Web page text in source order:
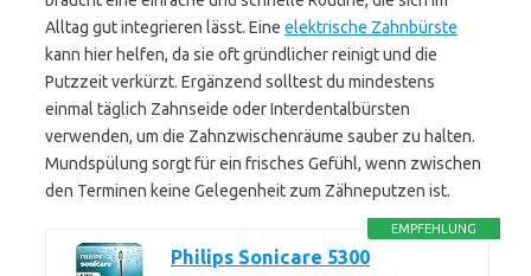
Alltag gut integrieren lässt. Eine elektrische Zahnbürste
kann hier helfen, da sie oft gründlicher reinigt und die
Putzzeit verkürzt. Ergänzend solltest du mindestens
einmal täglich Zahnseide oder Interdentalbürsten
verwenden, um die Zahnzwischenräume sauber zu halten.
Mundspülung sorgt für ein frisches Gefühl, wenn zwischen
den Terminen keine Gelegenheit zum Zähneputzen ist.
EMPFEHLUNG
Philips Sonicare 5300